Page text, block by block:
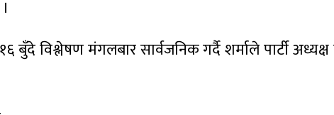
बुँदे विश्लेषण मंगलबार सार्वजनिक गर्दै शर्माले पार्टी